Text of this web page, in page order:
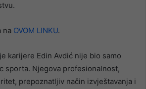
na OVOM LINKU.
karijere Edin Avdić nije bio samo
sporta. Njegova profesionalnost,
prepoznatljiv način izvještavanja i